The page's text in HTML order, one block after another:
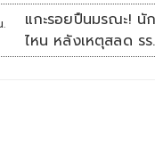
แกะรอยปืนมรณะ! นั
ไหน หลังเหตุสลด ร
นนทบุรี